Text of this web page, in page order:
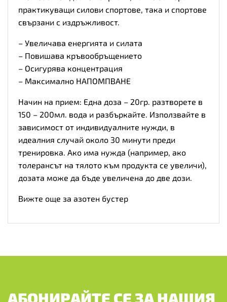
практикуващи силови спортове, така и спортове
свързани с издръжливост.
– Увеличава енергията и силата
– Повишава кръвообръщението
– Осигурява концентрация
– Максимално НАПОМПВАНЕ
Начин на прием: Една доза – 20гр. разтворете в
150 – 200мл. вода и разбъркайте. Използвайте в
зависимост от индивидуалните нужди, в
идеалния случай около 30 минути преди
тренировка. Ако има нужда (например, ако
толерансът на тялото към продукта се увеличи),
дозата може да бъде увеличена до две дози.
Вижте още за азотен бустер
АБОНИРАЙТЕ СЕ ЗА НАШИЯ